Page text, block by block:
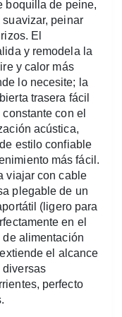
boquilla de peine,
peinar
El
y remodela la
y calor más
lo necesite; la
trasera fácil
con el
acústica,
estilo confiable
más fácil.
viajar con cable
plegable de un
(ligero para
en el
alimentación
el alcance
diversas
perfecto